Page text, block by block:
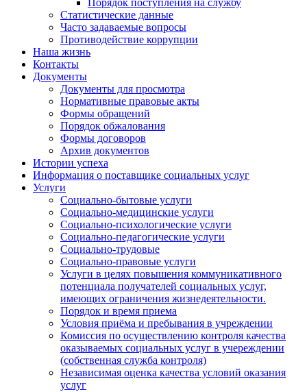
Порядок поступления на службу
Статистические данные
Часто задаваемые вопросы
Противодействие коррупции
Наша жизнь
Контакты
Документы
Документы для просмотра
Нормативные правовые акты
Формы обращений
Порядок обжалования
Формы договоров
Архив документов
Истории успеха
Информация о поставщике социальных услуг
Услуги
Социально-бытовые услуги
Социально-медицинские услуги
Социально-психологические услуги
Социально-педагогические услуги
Социально-трудовые
Социально-правовые услуги
Услуги в целях повышения коммуникативного
потенциала получателей социальных услуг,
имеющих ограничения жизнедеятельности.
Порядок и время приема
Условия приёма и пребывания в учреждении
Комиссия по осуществлению контроля качества
оказываемых социальных услуг в учереждении
(собственная служба контроля)
Независимая оценка качества условий оказания
услуг